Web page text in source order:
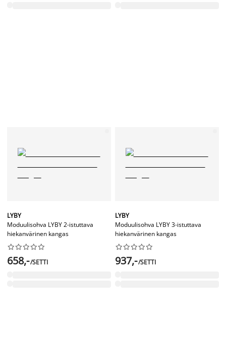
LYBY
Moduulisohva LYBY 2-istuttava
hiekanvärinen kangas






658,-/SETTI
LYBY
Moduulisohva LYBY 3-istuttava
hiekanvärinen kangas






937,-/SETTI